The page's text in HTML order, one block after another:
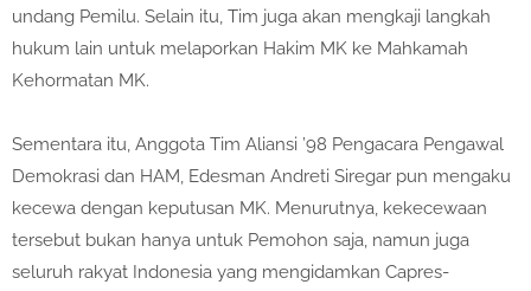
undang Pemilu. Selain itu, Tim juga akan mengkaji langkah
hukum lain untuk melaporkan Hakim MK ke Mahkamah
Kehormatan MK.
Sementara itu, Anggota Tim Aliansi ’98 Pengacara Pengawal
Demokrasi dan HAM, Edesman Andreti Siregar pun mengaku
kecewa dengan keputusan MK. Menurutnya, kekecewaan
tersebut bukan hanya untuk Pemohon saja, namun juga
seluruh rakyat Indonesia yang mengidamkan Capres-